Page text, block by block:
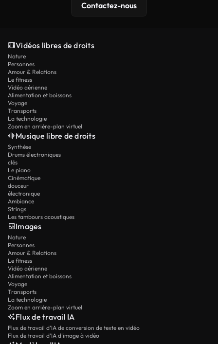
Contactez-nous
Vidéos libres de droits
Nature
Personnes
Amour & Relations
Le fitness
Vidéo aérienne
Alimentation et boissons
Voyage
Transports
La technologie
Zoom en arrière-plan virtuel
Musique libre de droits
Synthèse
Drums électroniques
clés
Le piano
Cinématique
douceur
électronique
Ambiance
Strings
Les tambours acoustiques
Images
Nature
Personnes
Amour & Relations
Le fitness
Vidéo aérienne
Alimentation et boissons
Voyage
Transports
La technologie
Zoom en arrière-plan virtuel
Flux de travail IA
Flux de travail d’IA de conversion de texte en vidéo
Flux de travail d’IA d’image à vidéo